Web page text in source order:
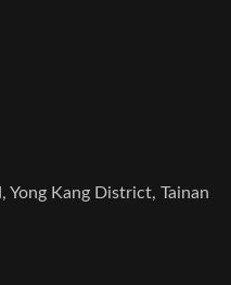
Yong Kang District, Tainan